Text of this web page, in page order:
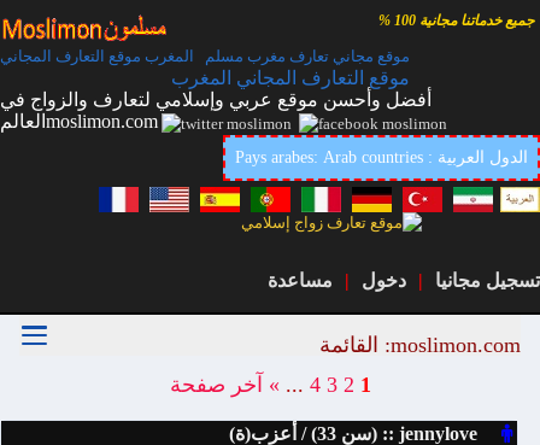
جميع خدماتنا مجانية 100 %
موقع مجاني تعارف مغرب مسلم المغرب موقع التعارف المجاني
موقع التعارف المجاني المغرب
أفضل وأحسن موقع عربي وإسلامي لتعارف والزواج في
العالمmoslimon.com
Pays arabes: Arab countries : الدول العربية
تسجيل مجانيا | دخول | مساعدة
moslimon.com: القائمة
1
2
3
4
...
» آخر صفحة
jennylove :: (سن 33) / أعزب(ة)